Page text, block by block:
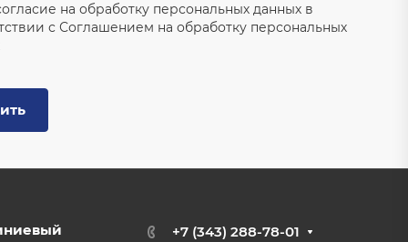
на обработку персональных данных в
с Соглашением на обработку персональных
+7 (343) 288-78-01